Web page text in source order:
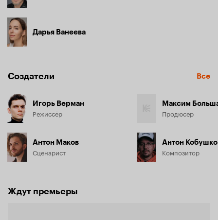
Дарья Ванеева
Создатели Все
Игорь Верман
Режиссёр
Антон Маков
Сценарист
Максим
Продюсер
Антон Кобушко
Композитор
Ждут премьеры